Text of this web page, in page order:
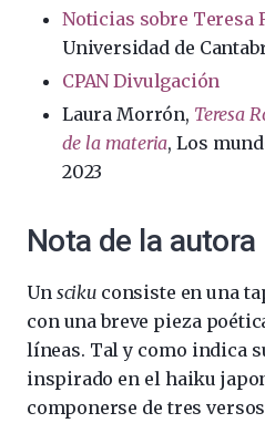
Noticias sobre Teresa
Universidad de
CPAN Divulgación
Laura Morrón, Teresa
de la materia, Los
2023
Nota de la autora
Un scikuconsiste en una
con una breve pieza
líneas. Tal y como indica
inspirado en el haiku
componerse de tres